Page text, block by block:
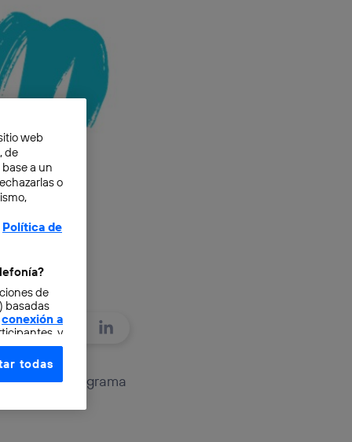
Podium, programa
web
de
a un
o
Política de
de
basadas
conexión a
y
y
todas